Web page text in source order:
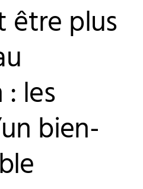
être plus
les
bien-